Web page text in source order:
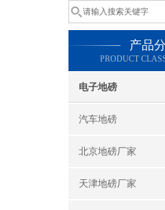
产品
PRODUCT
电子地磅
汽车地磅
北京地磅厂家
天津地磅厂家